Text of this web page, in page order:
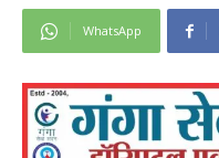
WhatsApp